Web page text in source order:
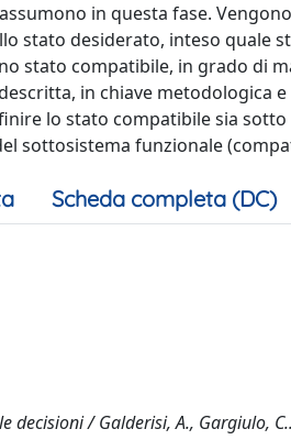
in questa fase.
stato desiderato, inteso quale
stato compatibile, in grado di
in chiave metodologica
lo stato compatibile sia
sottosistema funzionale
Scheda completa (DC)
/ Galderisi, A., Gargiulo,